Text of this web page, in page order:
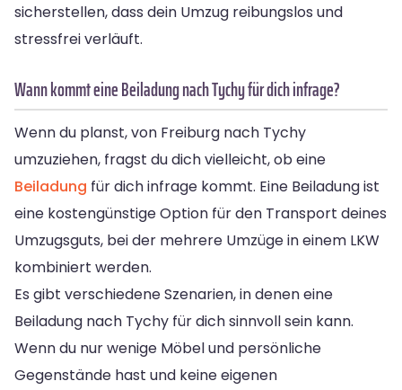
sicherstellen, dass dein Umzug reibungslos und
stressfrei verläuft.
Wann kommt eine Beiladung nach Tychy für dich infrage?
Wenn du planst, von Freiburg nach Tychy
umzuziehen, fragst du dich vielleicht, ob eine
Beiladung für dich infrage kommt. Eine Beiladung ist
eine kostengünstige Option für den Transport deines
Umzugsguts, bei der mehrere Umzüge in einem LKW
kombiniert werden.
Es gibt verschiedene Szenarien, in denen eine
Beiladung nach Tychy für dich sinnvoll sein kann.
Wenn du nur wenige Möbel und persönliche
Gegenstände hast und keine eigenen